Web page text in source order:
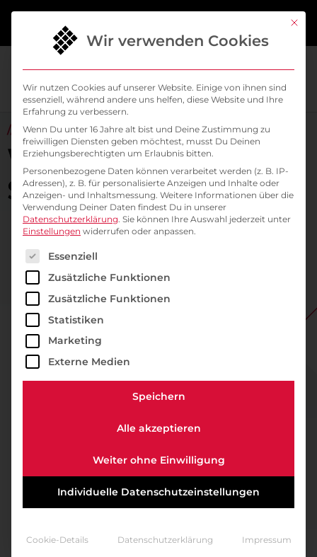
// ALL ABOUT KUBERNETES & CLOUD NATIVE
Willkommen im
SysEleven Blog
Mit
Wir verwenden Cookies
Wir nutzen Cookies auf unserer Website. Einige von ihnen sind
essenziell, während andere uns helfen, diese Website und Ihre
Erfahrung zu verbessern.
Wenn Du unter 16 Jahre alt bist und Deine Zustimmung zu
freiwilligen Diensten geben möchtest, musst Du Deinen
Erziehungsberechtigten um Erlaubnis bitten.
Personenbezogene Daten können verarbeitet werden (z. B. IP-
Adressen), z. B. für personalisierte Anzeigen und Inhalte oder
Anzeigen- und Inhaltsmessung. Weitere Informationen über die
Verwendung Deiner Daten findest Du in unserer
Datenschutzerklärung. Sie können Ihre Auswahl jederzeit unter
Einstellungen widerrufen oder anpassen.
Es folgt eine Liste der Service-Gruppen, für die
Essenziell
Zusätzliche Funktionen
Zusätzliche Funktionen
Statistiken
Marketing
Externe Medien
Speichern
Alle akzeptieren
Weiter ohne Einwilligung
Individuelle Datenschutzeinstellungen
Cookie-Details Datenschutzerklärung Impressum